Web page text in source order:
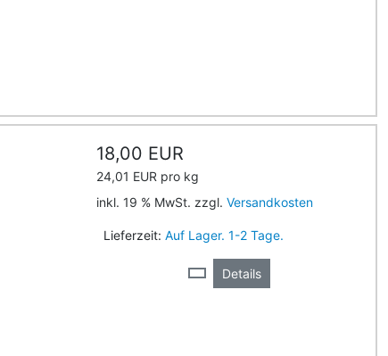
18,00 EUR
24,01 EUR pro kg
inkl. 19 % MwSt. zzgl. Versandkosten
Lieferzeit: Auf Lager. 1-2 Tage.
Details